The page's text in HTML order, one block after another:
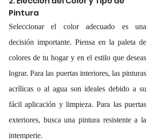
Pintura
Seleccionar el color adecuado es una
decisión importante. Piensa en la paleta de
colores de tu hogar y en el estilo que deseas
lograr. Para las puertas interiores, las pinturas
acrílicas o al agua son ideales debido a su
fácil aplicación y limpieza. Para las puertas
exteriores, busca una pintura resistente a la
intemperie.